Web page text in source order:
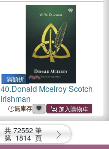
滿額折
40.Donald Mcelroy Scotch
Irishman
無庫存
共 72552 筆
第 1814 頁